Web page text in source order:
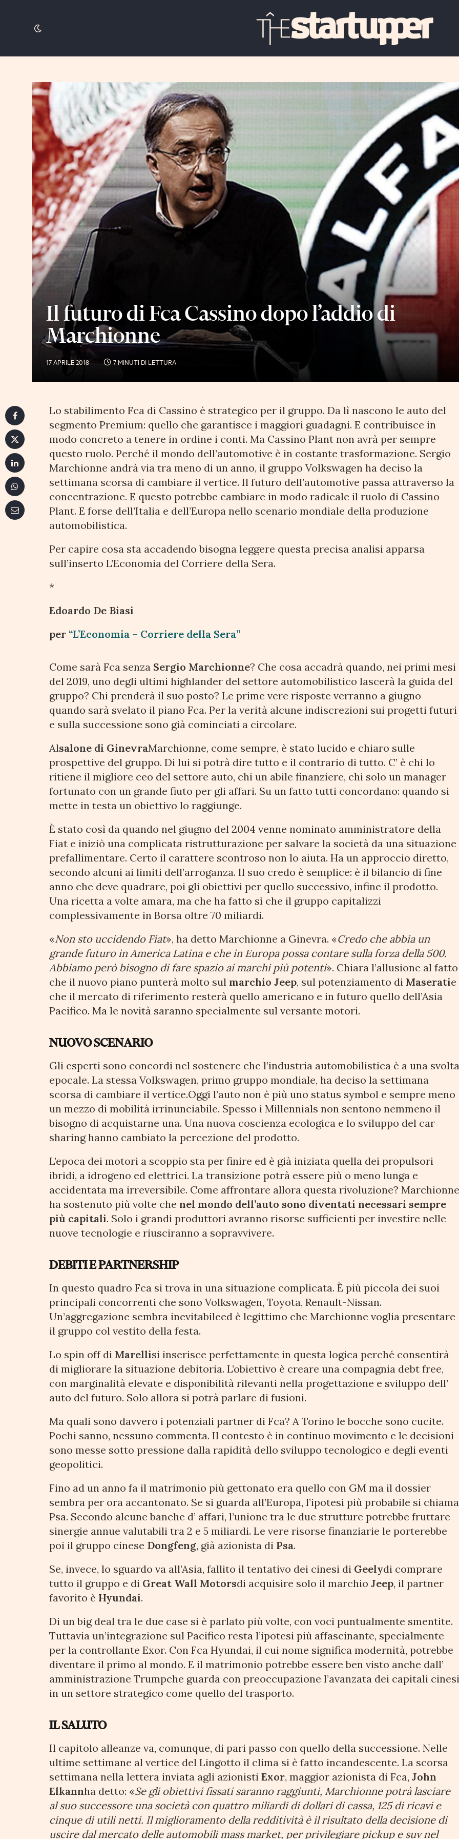
Il futuro di Fca Cassino dopo l’addio di
Marchionne
17 APRILE 2018 7 MINUTI DI LETTURA
Lo stabilimento Fca di Cassino è strategico per il gruppo. Da lì nascono le auto del
segmento Premium: quello che garantisce i maggiori guadagni. E contribuisce in
modo concreto a tenere in ordine i conti. Ma Cassino Plant non avrà per sempre
questo ruolo. Perché il mondo dell’automotive è in costante trasformazione. Sergio
Marchionne andrà via tra meno di un anno, il gruppo Volkswagen ha deciso la
settimana scorsa di cambiare il vertice. Il futuro dell’automotive passa attraverso la
concentrazione. E questo potrebbe cambiare in modo radicale il ruolo di Cassino
Plant. E forse dell’Italia e dell’Europa nello scenario mondiale della produzione
automobilistica.
Per capire cosa sta accadendo bisogna leggere questa precisa analisi apparsa
sull’inserto L’Economia del Corriere della Sera.
*
Edoardo De Biasi
per “L’Economia – Corriere della Sera”
Come sarà Fca senza Sergio Marchionne? Che cosa accadrà quando, nei primi mesi
del 2019, uno degli ultimi highlander del settore automobilistico lascerà la guida del
gruppo? Chi prenderà il suo posto? Le prime vere risposte verranno a giugno
quando sarà svelato il piano Fca. Per la verità alcune indiscrezioni sui progetti futuri
e sulla successione sono già cominciati a circolare.
Alsalone di GinevraMarchionne, come sempre, è stato lucido e chiaro sulle
prospettive del gruppo. Di lui si potrà dire tutto e il contrario di tutto. C’ è chi lo
ritiene il migliore ceo del settore auto, chi un abile finanziere, chi solo un manager
fortunato con un grande fiuto per gli affari. Su un fatto tutti concordano: quando si
mette in testa un obiettivo lo raggiunge.
È stato così da quando nel giugno del 2004 venne nominato amministratore della
Fiat e iniziò una complicata ristrutturazione per salvare la società da una situazione
prefallimentare. Certo il carattere scontroso non lo aiuta. Ha un approccio diretto,
secondo alcuni ai limiti dell’arroganza. Il suo credo è semplice: è il bilancio di fine
anno che deve quadrare, poi gli obiettivi per quello successivo, infine il prodotto.
Una ricetta a volte amara, ma che ha fatto sì che il gruppo capitalizzi
complessivamente in Borsa oltre 70 miliardi.
«Non sto uccidendo Fiat», ha detto Marchionne a Ginevra. «Credo che abbia un
grande futuro in America Latina e che in Europa possa contare sulla forza della 500.
Abbiamo però bisogno di fare spazio ai marchi più potenti». Chiara l’allusione al fatto
che il nuovo piano punterà molto sul marchio Jeep, sul potenziamento di Maseratie
che il mercato di riferimento resterà quello americano e in futuro quello dell’Asia
Pacifico. Ma le novità saranno specialmente sul versante motori.
NUOVO SCENARIO
Gli esperti sono concordi nel sostenere che l’industria automobilistica è a una
epocale. La stessa Volkswagen, primo gruppo mondiale, ha deciso la settimana
scorsa di cambiare il vertice.Oggi l’auto non è più uno status symbol e sempre meno
un mezzo di mobilità irrinunciabile. Spesso i Millennials non sentono nemmeno il
bisogno di acquistarne una. Una nuova coscienza ecologica e lo sviluppo del car
sharing hanno cambiato la percezione del prodotto.
L’epoca dei motori a scoppio sta per finire ed è già iniziata quella dei propulsori
ibridi, a idrogeno ed elettrici. La transizione potrà essere più o meno lunga e
accidentata ma irreversibile. Come affrontare allora questa rivoluzione?
ha sostenuto più volte che nel mondo dell’auto sono diventati necessari sempre
più capitali. Solo i grandi produttori avranno risorse sufficienti per investire nelle
nuove tecnologie e riusciranno a sopravvivere.
DEBITI E PARTNERSHIP
In questo quadro Fca si trova in una situazione complicata. È più piccola dei suoi
principali concorrenti che sono Volkswagen, Toyota, Renault-Nissan.
Un’aggregazione sembra inevitabileed è legittimo che Marchionne voglia presentare
il gruppo col vestito della festa.
Lo spin off di Marellisi inserisce perfettamente in questa logica perché consentirà
di migliorare la situazione debitoria. L’obiettivo è creare una compagnia debt free,
con marginalità elevate e disponibilità rilevanti nella progettazione e sviluppo dell’
auto del futuro. Solo allora si potrà parlare di fusioni.
Ma quali sono davvero i potenziali partner di Fca? A Torino le bocche sono cucite.
Pochi sanno, nessuno commenta. Il contesto è in continuo movimento e le decisioni
sono messe sotto pressione dalla rapidità dello sviluppo tecnologico e degli eventi
geopolitici.
Fino ad un anno fa il matrimonio più gettonato era quello con GM ma il dossier
sembra per ora accantonato. Se si guarda all’Europa, l’ipotesi più probabile si chiama
Psa. Secondo alcune banche d’ affari, l’unione tra le due strutture potrebbe fruttare
sinergie annue valutabili tra 2 e 5 miliardi. Le vere risorse finanziarie le porterebbe
poi il gruppo cinese Dongfeng, già azionista di Psa.
Se, invece, lo sguardo va all’Asia, fallito il tentativo dei cinesi di Geelydi comprare
tutto il gruppo e di Great Wall Motorsdi acquisire solo il marchioJeep, il partner
favorito è Hyundai.
Di un big deal tra le due case si è parlato più volte, con voci puntualmente smentite.
Tuttavia un’integrazione sul Pacifico resta l’ipotesi più affascinante, specialmente
per la controllante Exor. Con Fca Hyundai, il cui nome significa modernità, potrebbe
diventare il primo al mondo. E il matrimonio potrebbe essere ben visto anche dall’
amministrazione Trumpche guarda con preoccupazione l’avanzata dei capitali
in un settore strategico come quello del trasporto.
IL SALUTO
Il capitolo alleanze va, comunque, di pari passo con quello della successione. Nelle
ultime settimane al vertice del Lingotto il clima si è fatto incandescente. La scorsa
settimana nella lettera inviata agli azionistiExor, maggior azionista di Fca,John
Elkannha detto: «Se gli obiettivi fissati saranno raggiunti, Marchionne potrà lasciare
al suo successore una società con quattro miliardi di dollari di cassa, 125 di ricavi e
cinque di utili netti. Il miglioramento della redditività è il risultato della decisione di
uscire dal mercato delle automobili mass market, per privilegiare pickup e suv nel